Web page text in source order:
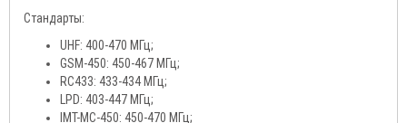
Стандарты:
UHF: 400-470 МГц;
GSM-450: 450-467 МГц;
RC433: 433-434 МГц;
LPD: 403-447 МГц;
IMT-MC-450: 450-470 МГц;